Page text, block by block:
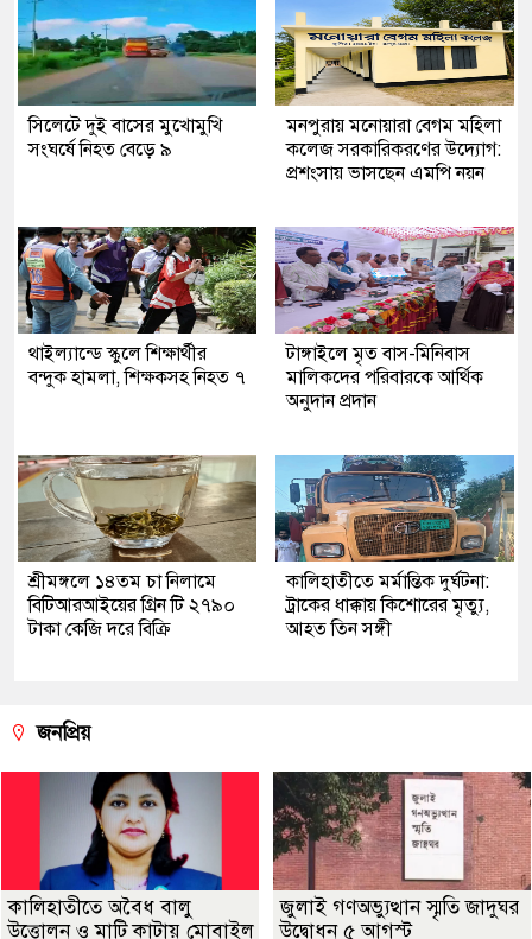
সিলেটে দুই বাসের মুখোমুখি
সংঘর্ষে নিহত বেড়ে ৯
মনপুরায় মনোয়ারা বেগম মহিলা
কলেজ সরকারিকরণের উদ্যোগ:
প্রশংসায় ভাসছেন এমপি নয়ন
থাইল্যান্ডে স্কুলে শিক্ষার্থীর
বন্দুক হামলা, শিক্ষকসহ নিহত ৭
টাঙ্গাইলে মৃত বাস-মিনিবাস
মালিকদের পরিবারকে আর্থিক
অনুদান প্রদান
শ্রীমঙ্গলে ১৪তম চা নিলামে
বিটিআরআইয়ের গ্রিন টি ২৭৯০
টাকা কেজি দরে বিক্রি
কালিহাতীতে মর্মান্তিক দুর্ঘটনা:
ট্রাকের ধাক্কায় কিশোরের মৃত্যু,
আহত তিন সঙ্গী
জনপ্রিয়
কালিহাতীতে অবৈধ বালু
উত্তোলন ও মাটি কাটায় মোবাইল
জুলাই গণঅভ্যুত্থান স্মৃতি জাদুঘর
উদ্বোধন ৫ আগস্ট